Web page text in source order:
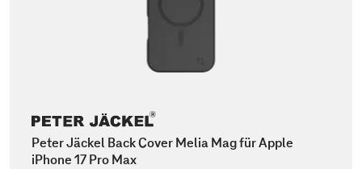
Peter Jäckel Back Cover Melia Mag für Apple
iPhone 17 Pro Max